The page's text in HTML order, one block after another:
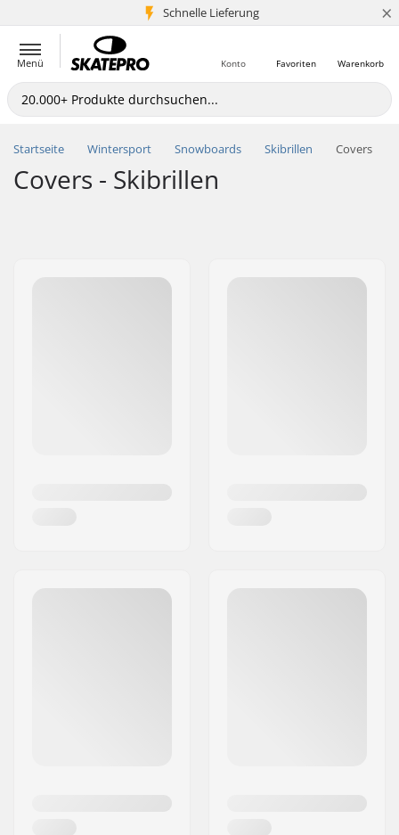
Schnelle Lieferung
5+ Mio. Kunden ×
Menü Warenkorb
Favoriten
Konto
Startseite Wintersport Snowboards Skibrillen Covers
Covers - Skibrillen